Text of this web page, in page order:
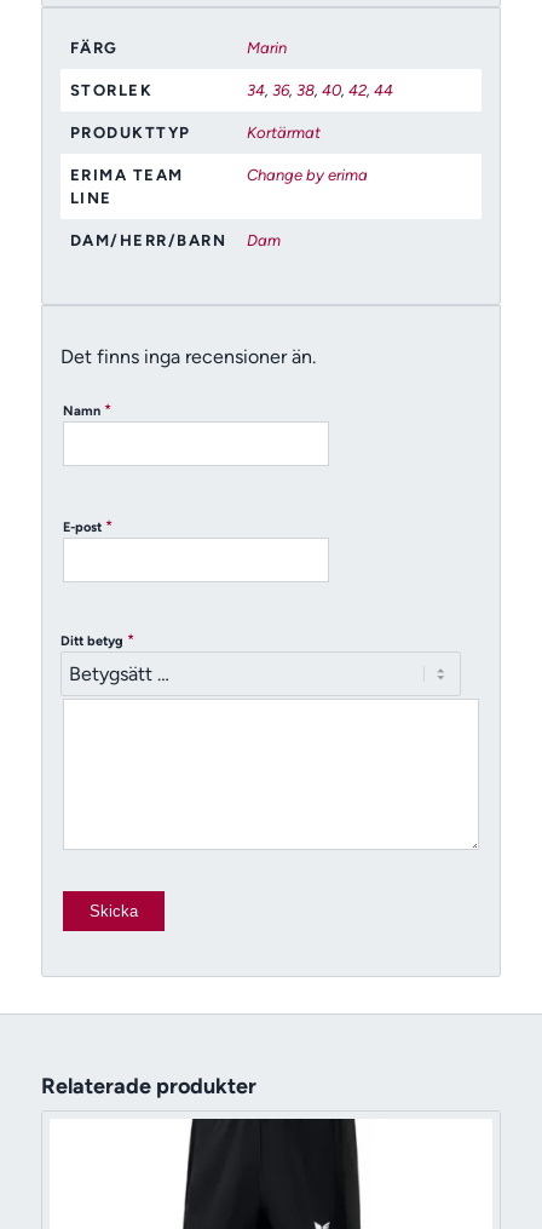
FÄRG Marin
STORLEK 34, 36, 38, 40, 42, 44
PRODUKTTYP Kortärmat
ERIMA TEAM
LINE
Change by erima
DAM/HERR/BARN Dam
Det finns inga recensioner än.
Namn *
E-post *
Ditt betyg *
Relaterade produkter